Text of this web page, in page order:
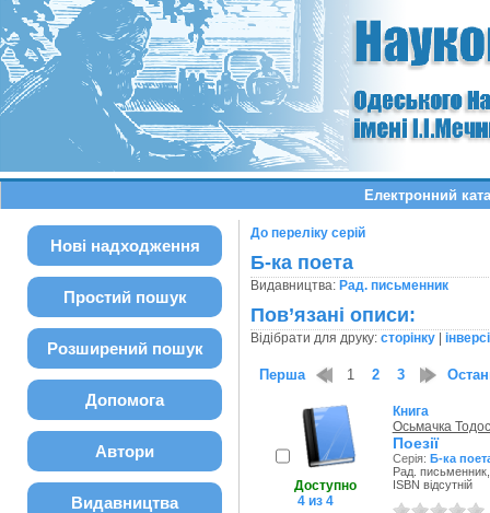
Електронний
Нові надходження
Простий пошук
Розширений пошук
Допомога
Автори
Видавництва
До переліку серій
Б-ка поета
Видавництва: Рад. письменник
Пов’язані описи:
Відібрати для друку: сторінку|
Перша 1 2 3
Доступно
4 из 4
Книга
Осьмачка
Поезії
Серія: Б-ка
Рад.
ISBN відсутній